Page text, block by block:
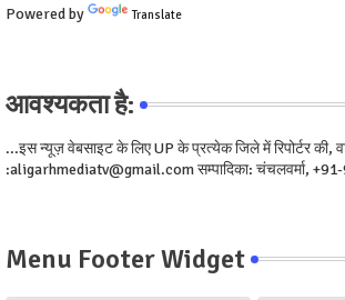
Powered by Translate
आवश्यकता है:
...इस न्यूज़ वेबसाइट के लिए UP के प्रत्येक जिले में रिपोर्टर की,
:aligarhmediatv@gmail.com सम्पादिका: चंचलवर्मा,
Menu Footer Widget